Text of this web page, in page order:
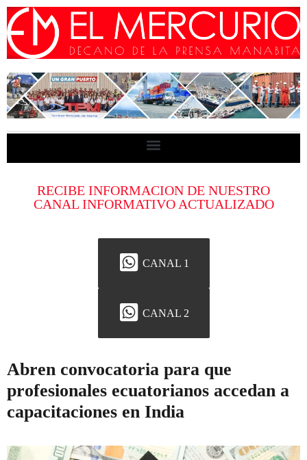
RECIBE INFORMACION DE NUESTRO
CANAL INFORMATIVO ACTUALIZADO
CANAL 1
CANAL 2
Abren convocatoria para que
profesionales ecuatorianos accedan a
capacitaciones en India